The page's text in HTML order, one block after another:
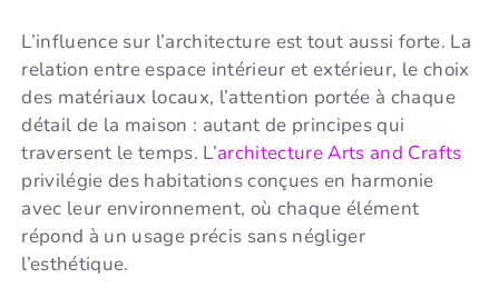
L’influence sur l’architecture est tout aussi forte. La
relation entre espace intérieur et extérieur, le choix
des matériaux locaux, l’attention portée à chaque
détail de la maison : autant de principes qui
traversent le temps. L’architecture Arts and Crafts
privilégie des habitations conçues en harmonie
avec leur environnement, où chaque élément
répond à un usage précis sans négliger
l’esthétique.